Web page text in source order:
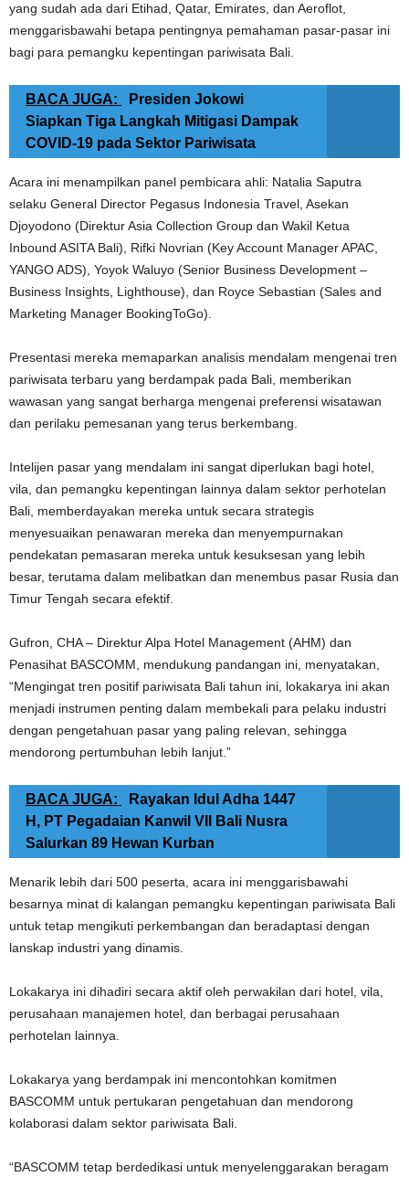
yang sudah ada dari Etihad, Qatar, Emirates, dan Aeroflot,
menggarisbawahi betapa pentingnya pemahaman pasar-pasar ini
bagi para pemangku kepentingan pariwisata Bali.
BACA JUGA:
Presiden Jokowi
Siapkan Tiga Langkah Mitigasi Dampak
COVID-19 pada Sektor Pariwisata
Acara ini menampilkan panel pembicara ahli: Natalia Saputra
selaku General Director Pegasus Indonesia Travel, Asekan
Djoyodono (Direktur Asia Collection Group dan Wakil Ketua
Inbound ASITA Bali), Rifki Novrian (Key Account Manager APAC,
YANGO ADS), Yoyok Waluyo (Senior Business Development –
Business Insights, Lighthouse), dan Royce Sebastian (Sales and
Marketing Manager BookingToGo).
Presentasi mereka memaparkan analisis mendalam mengenai tren
pariwisata terbaru yang berdampak pada Bali, memberikan
wawasan yang sangat berharga mengenai preferensi wisatawan
dan perilaku pemesanan yang terus berkembang.
Intelijen pasar yang mendalam ini sangat diperlukan bagi hotel,
vila, dan pemangku kepentingan lainnya dalam sektor perhotelan
Bali, memberdayakan mereka untuk secara strategis
menyesuaikan penawaran mereka dan menyempurnakan
pendekatan pemasaran mereka untuk kesuksesan yang lebih
besar, terutama dalam melibatkan dan menembus pasar Rusia dan
Timur Tengah secara efektif.
Gufron, CHA – Direktur Alpa Hotel Management (AHM) dan
Penasihat BASCOMM, mendukung pandangan ini, menyatakan,
“Mengingat tren positif pariwisata Bali tahun ini, lokakarya ini akan
menjadi instrumen penting dalam membekali para pelaku industri
dengan pengetahuan pasar yang paling relevan, sehingga
mendorong pertumbuhan lebih lanjut.”
BACA JUGA:
Rayakan Idul Adha 1447
H, PT Pegadaian Kanwil VII Bali Nusra
Salurkan 89 Hewan Kurban
Menarik lebih dari 500 peserta, acara ini menggarisbawahi
besarnya minat di kalangan pemangku kepentingan pariwisata Bali
untuk tetap mengikuti perkembangan dan beradaptasi dengan
lanskap industri yang dinamis.
Lokakarya ini dihadiri secara aktif oleh perwakilan dari hotel, vila,
perusahaan manajemen hotel, dan berbagai perusahaan
perhotelan lainnya.
Lokakarya yang berdampak ini mencontohkan komitmen
BASCOMM untuk pertukaran pengetahuan dan mendorong
kolaborasi dalam sektor pariwisata Bali.
“BASCOMM tetap berdedikasi untuk menyelenggarakan beragam